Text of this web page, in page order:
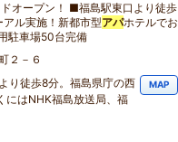
オープン！ ■福島駅東口より徒歩
ル実施！新都市型アパホテルでお
駐車場50台完備
２－６
り徒歩8分。福島県庁の西
にはNHK福島放送局、福
MAP